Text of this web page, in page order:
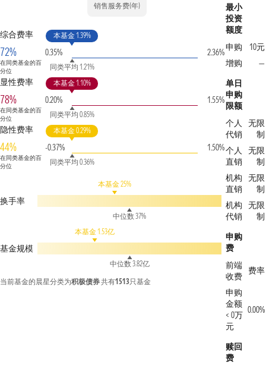
销售服务费(年)
综合费率
72%
在同类基金的百
分位
0.35%
本基金 1.39%
同类平均 1.21%
2.36%
显性费率
78%
在同类基金的百
分位
0.20%
本基金 1.10%
同类平均 0.85%
1.55%
隐性费率
44%
在同类基金的百
分位
-0.37%
本基金 0.29%
同类平均 0.36%
1.50%
换手率
本基金 25%
中位数 37%
基金规模
本基金 1.53亿
中位数 3.82亿
当前基金的晨星分类为积极债券共有1513只基金
最小
投资
额度
申购
10元
增购
—
单日
申购
限额
个人
代销
无限
制
个人
直销
无限
制
机构
直销
无限
制
机构
代销
无限
制
申购
费
前端
收费
费率
申购
金额
< 0万
元
0.00%
赎回
费